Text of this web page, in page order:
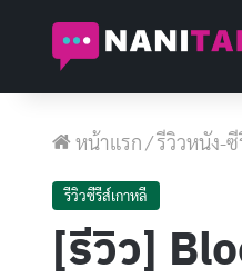
หน้าแรก/รีวิวหนัง-ซี
รีวิวซีรีส์เกาหลี
[รีวิว]